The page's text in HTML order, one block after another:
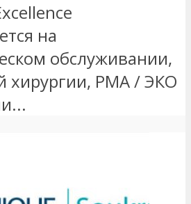
на
обслуживании,
хирургии, РМА / ЭКО